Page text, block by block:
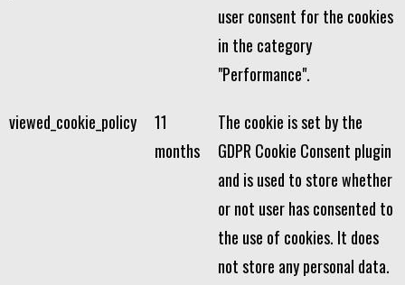
user consent for the cookies
in the category
"Performance".
viewed_cookie_policy
11
months
The cookie is set by the
GDPR Cookie Consent plugin
and is used to store whether
or not user has consented to
the use of cookies. It does
not store any personal data.